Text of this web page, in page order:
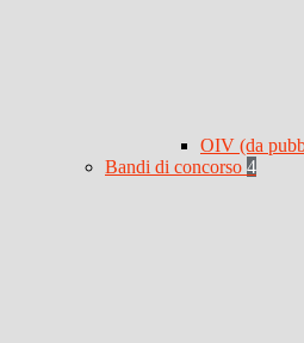
OIV (da
Bandi di concorso 4